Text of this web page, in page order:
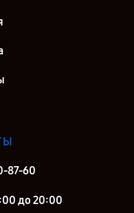
87-60
до 20:00